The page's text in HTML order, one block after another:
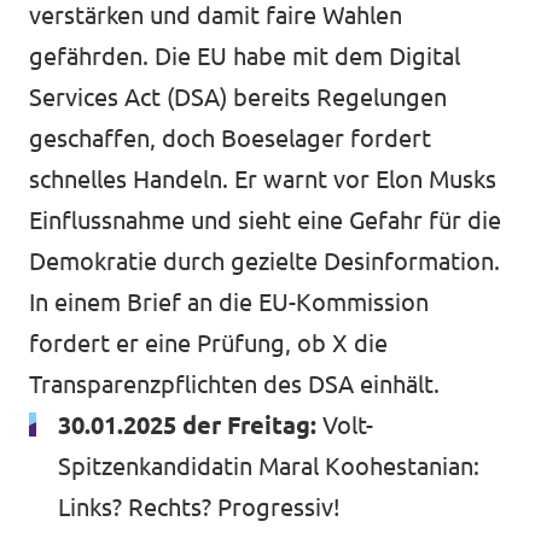
verstärken und damit faire Wahlen
gefährden. Die EU habe mit dem Digital
Services Act (DSA) bereits Regelungen
geschaffen, doch Boeselager fordert
schnelles Handeln. Er warnt vor Elon Musks
Einflussnahme und sieht eine Gefahr für die
Demokratie durch gezielte Desinformation.
In einem Brief an die EU-Kommission
fordert er eine Prüfung, ob X die
Transparenzpflichten des DSA einhält.
30.01.2025 der Freitag: Volt-
Spitzenkandidatin Maral Koohestanian:
Links? Rechts? Progressiv!